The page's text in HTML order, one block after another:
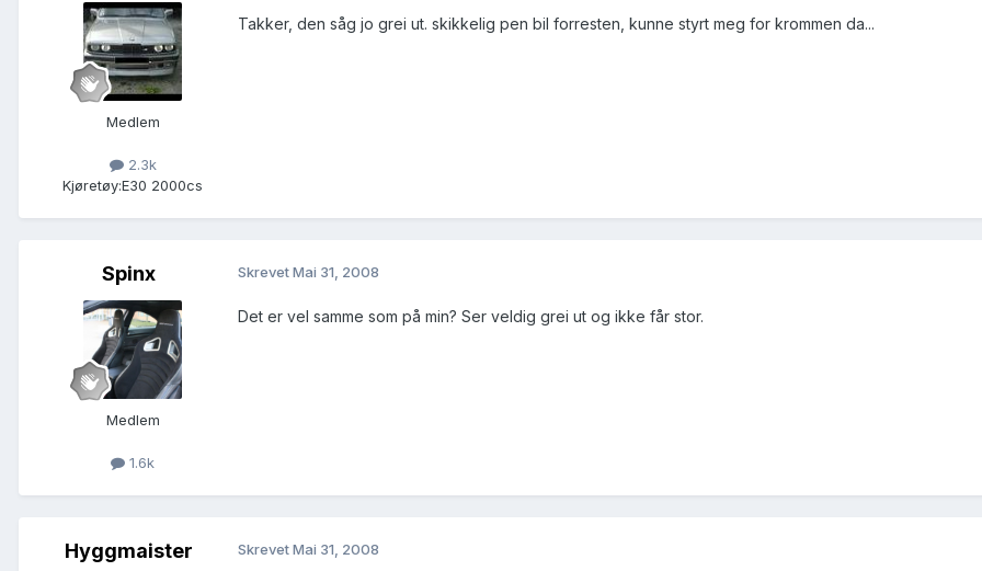
Medlem
2.3k
Kjøretøy:E30 2000cs
Takker, den såg jo grei ut. skikkelig pen bil forresten, kunne styrt meg for krommen da...
Spinx
Medlem
1.6k
SkrevetMai 31, 2008
Det er vel samme som på min? Ser veldig grei ut og ikke får stor.
Hyggmaister SkrevetMai 31, 2008